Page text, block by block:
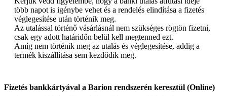
több napot is igénybe vehet és a rendelés elindítása a fizetés
véglegesítése után történik meg.
Az utalással történő vásárlásnál nem szükséges rögtön fizetni,
csak egy adott határidőn belül kell megtenned ezt.
Amíg nem történik meg az utalás és véglegesítése, addig a
termék kiszállítása sem kezdődik meg.
Fizetés bankkártyával a Barion rendszerén keresztül (Online)